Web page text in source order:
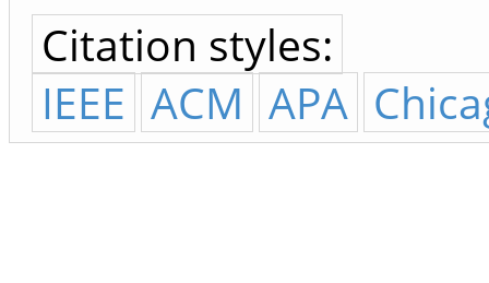
Citation styles:
IEEE ACM APA